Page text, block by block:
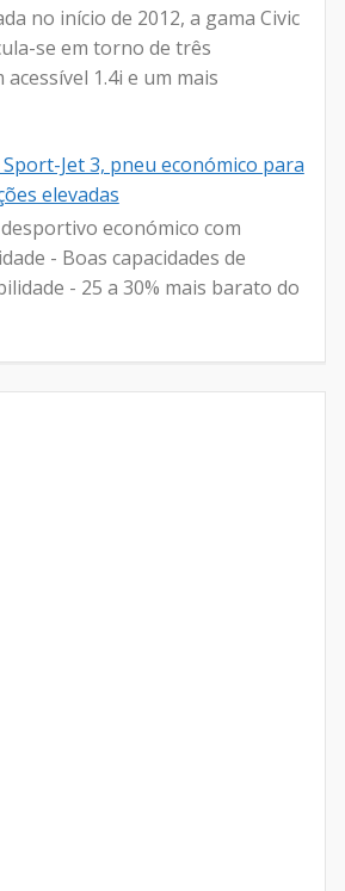
no início de 2012, a gama Civic
se em torno de três
1.4i e um mais
Jet 3, pneu económico para
elevadas
económico com
- Boas capacidades de
- 25 a 30% mais barato do